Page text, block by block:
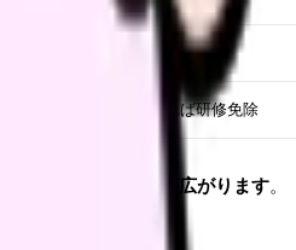
以上従事した経験があれば研修免除
して関われる範囲が広がります。